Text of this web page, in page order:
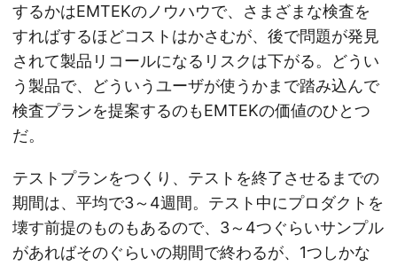
するかはEMTEKのノウハウで、さまざまな検査を
すればするほどコストはかさむが、後で問題が発見
されて製品リコールになるリスクは下がる。どうい
う製品で、どういうユーザが使うかまで踏み込んで
検査プランを提案するのもEMTEKの価値のひとつ
だ。
テストプランをつくり、テストを終了させるまでの
期間は、平均で3～4週間。テスト中にプロダクトを
壊す前提のものもあるので、3～4つぐらいサンプル
があればそのぐらいの期間で終わるが、1つしかな